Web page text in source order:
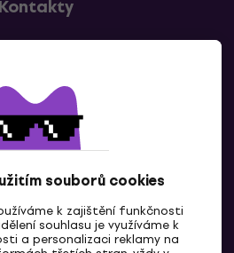
souborů cookies
k zajištění funkčnosti
souhlasu je využíváme k
a personalizaci reklamy na
Kontakty
CZ